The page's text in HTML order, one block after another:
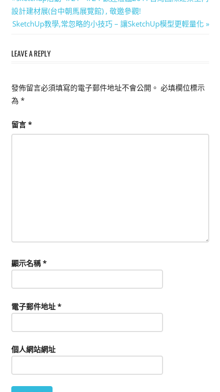
章
覽
Post:
設計建材展(台中朝馬展覽館) , 敬邀參觀!
Next
SketchUp教學,常忽略的小技巧 – 讓SketchUp模型更輕量化
LEAVE A REPLY
發佈留言必須填寫的電子郵件地址不會公開。 必填欄位標示
為 *
留言 *
顯示名稱*
電子郵件地址 *
個人網站網址